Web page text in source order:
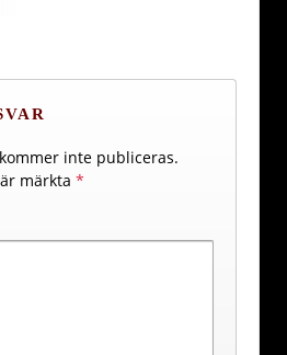
inte publiceras.
märkta *